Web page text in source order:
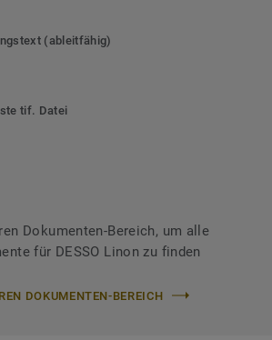
(ableitfähig)
tif. Datei
Dokumenten-Bereich, um alle
für DESSO Linon zu finden
DOKUMENTEN-BEREICH